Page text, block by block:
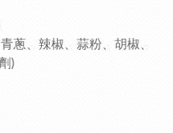
蔥、辣椒、蒜粉、胡椒、
)